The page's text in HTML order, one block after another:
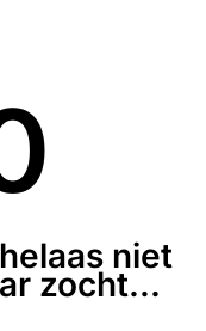
niet
zocht...